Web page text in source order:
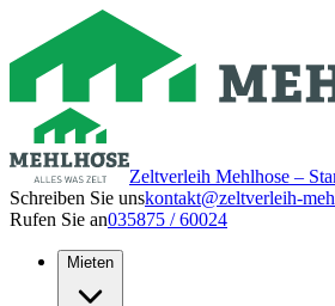
Zeltverleih Mehlhose –
Schreiben Sie unskontakt@zeltverleih-
Rufen Sie an035875 / 60024
Mieten